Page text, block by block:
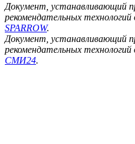
Документ, устанавливающий
рекомендательных
SPARROW.
Документ, устанавливающий
рекомендательных
СМИ24.